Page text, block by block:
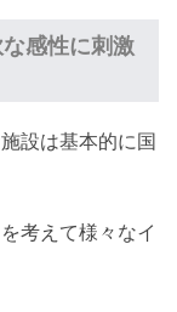
感性に刺激
設は基本的に国
考えて様々なイ